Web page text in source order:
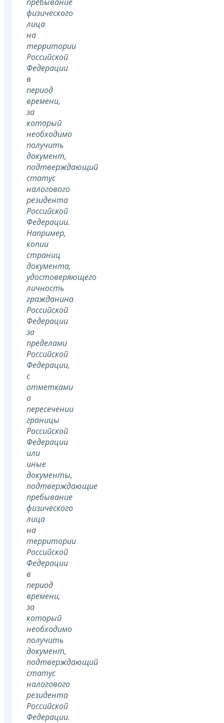
физического
лица
на
территории
Российской
Федерации
в
период
времени,
за
который
необходимо
получить
документ,
подтверждающий
статус
налогового
резидента
Российской
Федерации.
Например,
копии
страниц
документа,
удостоверяющего
личность
гражданина
Российской
Федерации
за
пределами
Российской
Федерации,
с
отметками
о
пересечении
границы
Российской
Федерации
или
иные
документы,
подтверждающие
пребывание
физического
лица
на
территории
Российской
Федерации
в
период
времени,
за
который
необходимо
получить
документ,
подтверждающий
статус
налогового
резидента
Российской
Федерации.